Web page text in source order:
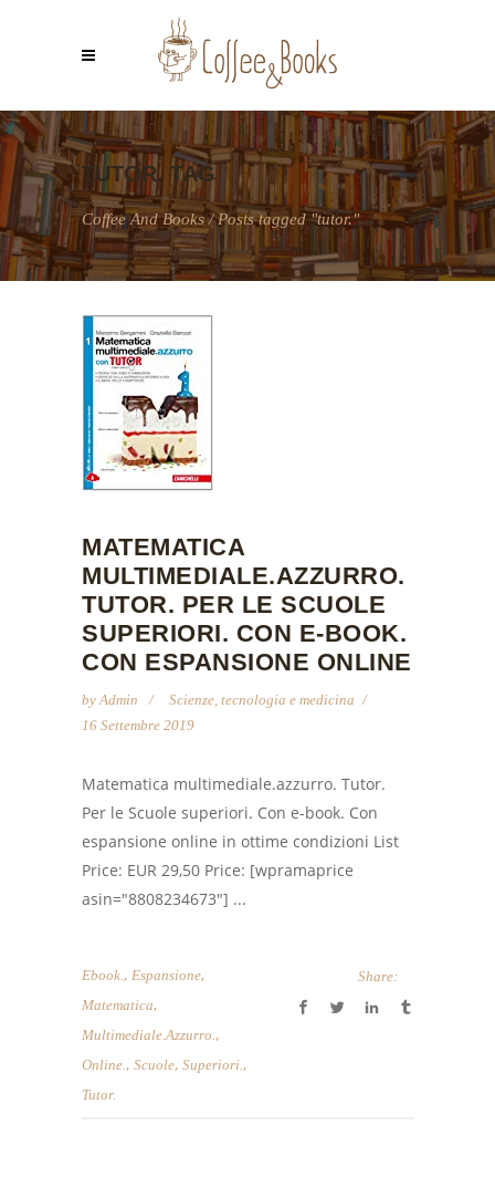
TUTOR. TAG
Coffee And Books/Posts tagged "tutor."
MATEMATICA
MULTIMEDIALE.AZZURRO.
TUTOR. PER LE SCUOLE
SUPERIORI. CON E-BOOK.
CON ESPANSIONE ONLINE
byAdmin
Scienze, tecnologia e medicina
16 Settembre 2019
Matematica multimediale.azzurro. Tutor.
Per le Scuole superiori. Con e-book. Con
espansione online in ottime condizioni List
Price: EUR 29,50 Price: [wpramaprice
asin="8808234673"] ...
Ebook., Espansione,
Matematica,
Multimediale.azzurro.,
Online., Scuole, Superiori.,
Tutor.
Share: